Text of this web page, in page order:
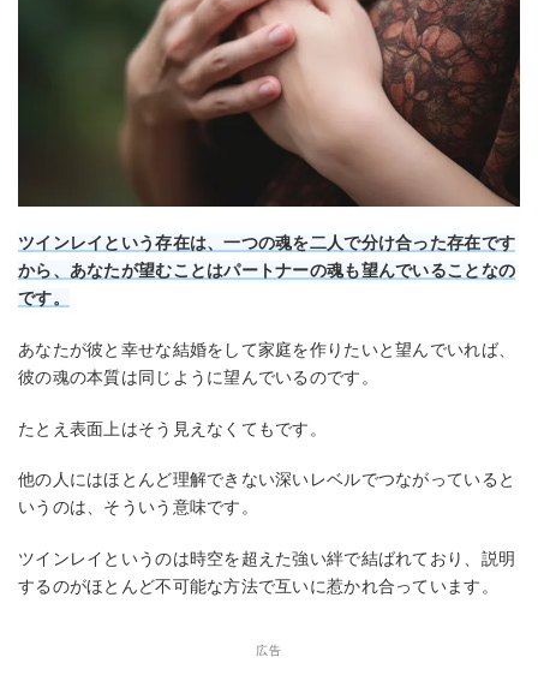
ツインレイという存在は、一つの魂を二人で分け合った存在です
から、あなたが望むことはパートナーの魂も望んでいることなの
です。
あなたが彼と幸せな結婚をして家庭を作りたいと望んでいれば、
彼の魂の本質は同じように望んでいるのです。
たとえ表面上はそう見えなくてもです。
他の人にはほとんど理解できない深いレベルでつながっていると
いうのは、そういう意味です。
ツインレイというのは時空を超えた強い絆で結ばれており、説明
するのがほとんど不可能な方法で互いに惹かれ合っています。
広告